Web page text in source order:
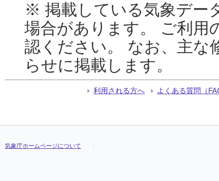
※ 掲載している気象デー
場合があります。 ご利用
認ください。 なお、主な
らせに掲載します。
利用される方へ よくある質問（
気象庁ホームページについて